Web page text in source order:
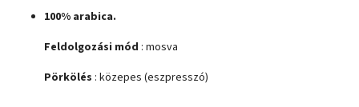
100% arabica.
Feldolgozási mód : mosva
Pörkölés : közepes (eszpresszó)